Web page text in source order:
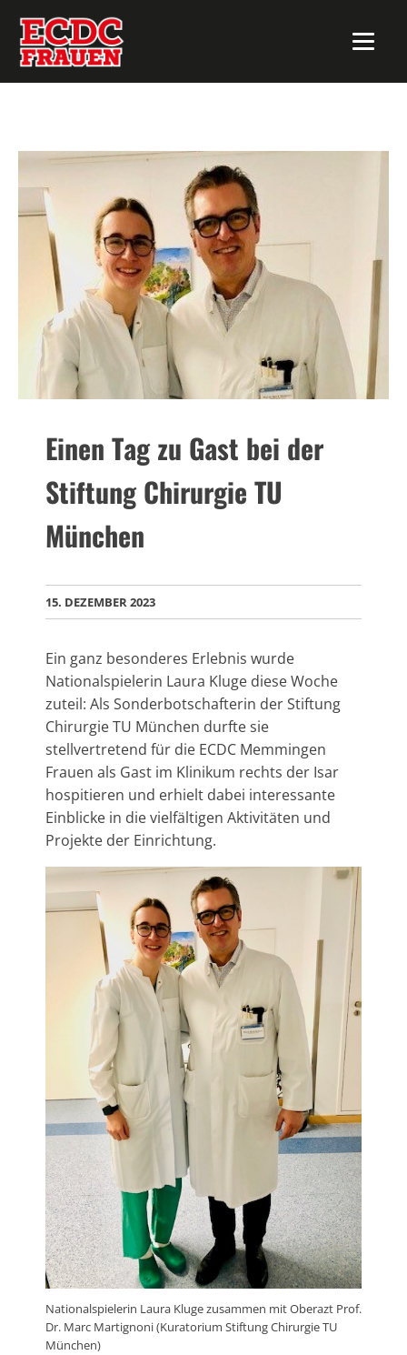
Einen Tag zu Gast bei der
Stiftung Chirurgie TU
München
15. DEZEMBER 2023
Ein ganz besonderes Erlebnis wurde
Nationalspielerin Laura Kluge diese Woche
zuteil: Als Sonderbotschafterin der Stiftung
Chirurgie TU München durfte sie
stellvertretend für die ECDC Memmingen
Frauen als Gast im Klinikum rechts der Isar
hospitieren und erhielt dabei interessante
Einblicke in die vielfältigen Aktivitäten und
Projekte der Einrichtung.
Nationalspielerin Laura Kluge zusammen mit Oberazt Prof.
Dr. Marc Martignoni (Kuratorium Stiftung Chirurgie TU
München)